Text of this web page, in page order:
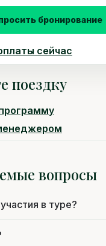
бронирование
сейчас
поездку
вопросы
в туре?